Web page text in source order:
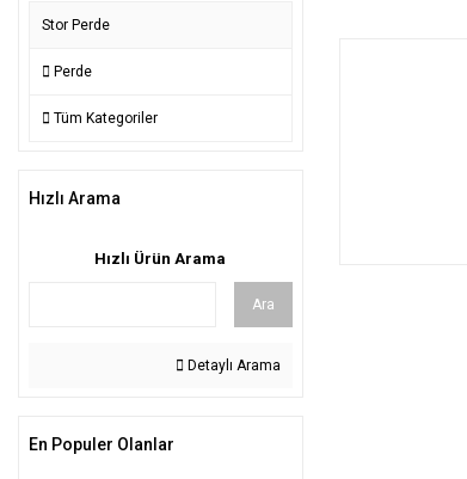
Stor Perde
Perde
Tüm Kategoriler
Hızlı Arama
Hızlı Ürün Arama
Ara
Detaylı Arama
En Populer Olanlar